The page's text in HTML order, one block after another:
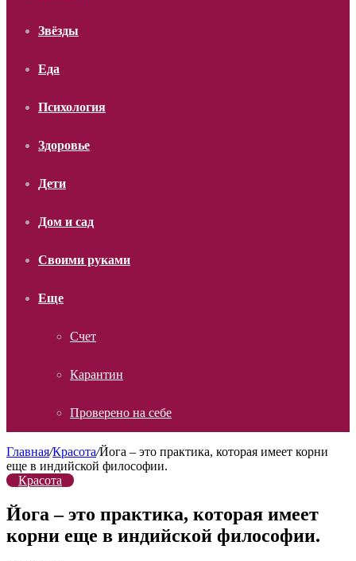
Звёзды
Еда
Психология
Здоровье
Дети
Дом и сад
Своими руками
Еще
Счет
Карантин
Проверено на себе
Главная/Красота/Йога – это практика, которая имеет корни
еще в индийской философии.
Красота
Йога – это практика, которая имеет
корни еще в индийской философии.